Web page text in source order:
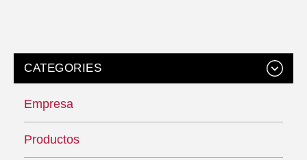
CATEGORIES
Empresa
Productos